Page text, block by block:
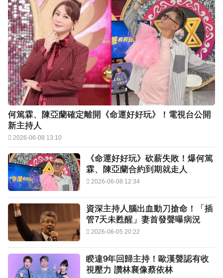
何篤霖、陳亞蘭確定離開《命運好好玩》！電視台公開
新主持人
2026-06-08 13:10
《命運好好玩》砍薪失敗！爆何篤
霖、陳亞蘭合約到期就走人
2026-06-08 12:34
資深主持人腦出血動刀搶命！「插
管7天未甦醒」妻首發聲曝病況
2026-06-05 20:22
睽違9年回歸主持！歐漢聲認有收
視壓力 讚林襄像蔡依林